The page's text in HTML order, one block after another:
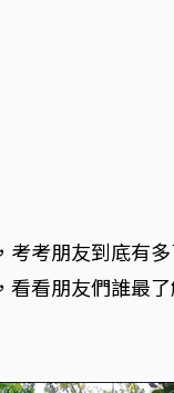
考朋友到底有
看朋友們誰最了